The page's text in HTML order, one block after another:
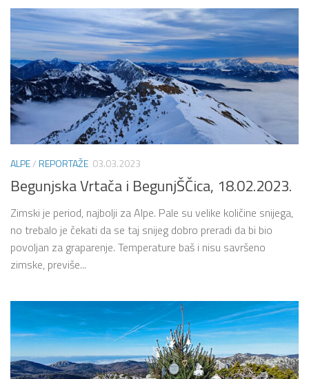
ALPE/REPORTAŽE 03.03.2023
Begunjska Vrtača i BegunjŠČica, 18.02.2023.
Zimski je period, najbolji za Alpe. Pale su velike količine snijega,
no trebalo je čekati da se taj snijeg dobro preradi da bi bio
povoljan za graparenje. Temperature baš i nisu savršeno
zimske, previše...